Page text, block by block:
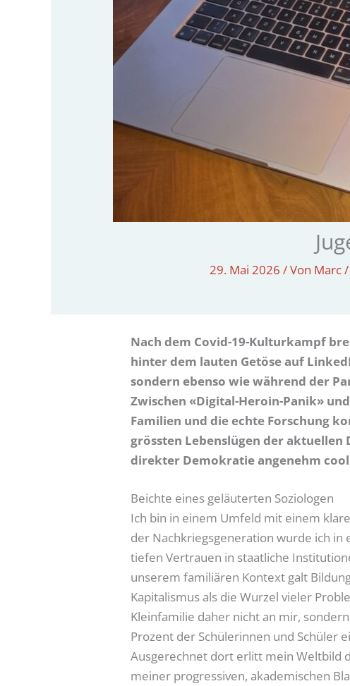
29. Mai 2026 / Von Marc/
Nach dem Covid-19-Kulturkampf
hinter dem lauten Getöse auf
sondern ebenso wie während der
Zwischen «Digital-Heroin-Panik»
Familien und die echte Forschung
grössten Lebenslügen der aktuellen
direkter Demokratie angenehm
Beichte eines geläuterten Soziologen
Ich bin in einem Umfeld mit einem
der Nachkriegsgeneration wurde ich
tiefen Vertrauen in staatliche
unserem familiären Kontext galt
Kapitalismus als die Wurzel vieler
Kleinfamilie daher nicht an mir,
Prozent der Schülerinnen und Schüler
Ausgerechnet dort erlitt mein Weltbild
meiner progressiven, akademischen